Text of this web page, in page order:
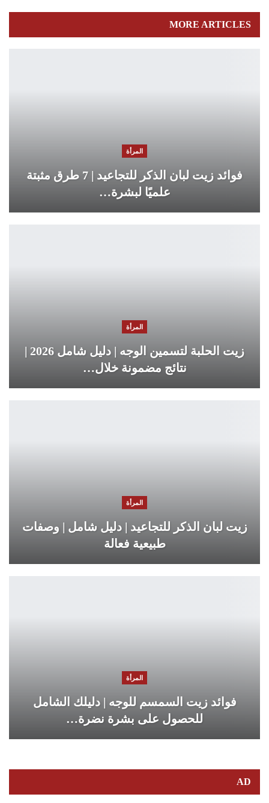
MORE ARTICLES
المرأة
فوائد زيت لبان الذكر للتجاعيد | 7 طرق مثبتة
علميًا لبشرة…
المرأة
زيت الحلبة لتسمين الوجه | دليل شامل 2026 |
نتائج مضمونة خلال…
المرأة
زيت لبان الذكر للتجاعيد | دليل شامل | وصفات
طبيعية فعالة
المرأة
فوائد زيت السمسم للوجه | دليلك الشامل
للحصول على بشرة نضرة…
AD